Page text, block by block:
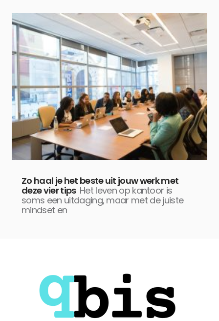
Zo haal je het beste uit jouw werk met
deze vier tips Het leven op kantoor is
soms een uitdaging, maar met de juiste
mindset en